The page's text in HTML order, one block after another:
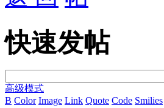
快速发帖
高级模式
B Color Image Link Quote Code Smilies